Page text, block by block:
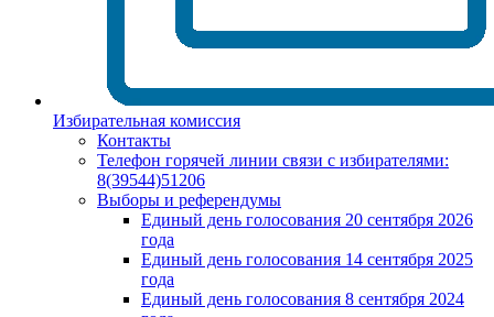
Избирательная комиссия
Контакты
Телефон горячей линии связи с избирателями:
8(39544)51206
Выборы и референдумы
Единый день голосования 20 сентября 2026
года
Единый день голосования 14 сентября 2025
года
Единый день голосования 8 сентября 2024